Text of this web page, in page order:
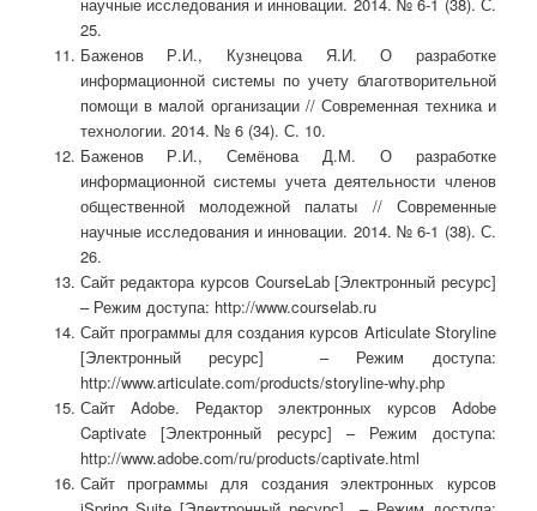
25.
Баженов Р.И., Кузнецова Я.И. О разработке
информационной системы по учету благотворительной
помощи в малой организации // Современная техника и
технологии. 2014. № 6 (34). С. 10.
Баженов Р.И., Семёнова Д.М. О разработке
информационной системы учета деятельности членов
общественной молодежной палаты // Современные
научные исследования и инновации. 2014. № 6-1 (38). С.
26.
Сайт редактора курсов CourseLab [Электронный ресурс]
– Режим доступа: http://www.courselab.ru
Сайт программы для создания курсов Articulate Storyline
[Электронный ресурс] – Режим доступа:
http://www.articulate.com/products/storyline-why.php
Сайт Adobe. Редактор электронных курсов Adobe
Captivate [Электронный ресурс] – Режим доступа:
http://www.adobe.com/ru/products/captivate.html
Сайт программы для создания электронных курсов